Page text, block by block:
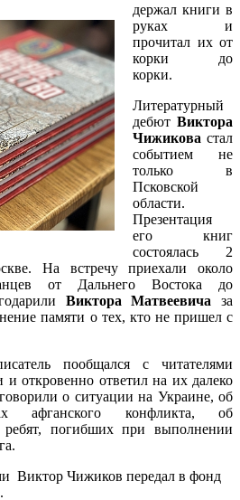
держал книги в
руках и
прочитал их от
корки до
корки.
Литературный
дебют Виктора
Чижикова стал
событием не
только в
Псковской
области.
Презентация
его книг
состоялась 2
На встречу приехали около
от Дальнего Востока до
Виктора Матвеевича за
памяти о тех, кто не пришел с
пообщался с читателями
и откровенно ответил на их далеко
о ситуации на Украине, об
афганского конфликта, об
ребят, погибших при выполнении
Виктор Чижиков передал в фонд